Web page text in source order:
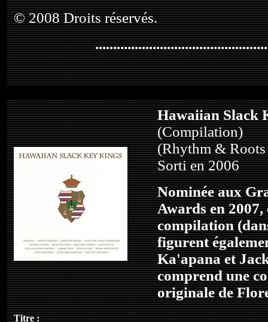
© 2008 Droits réservés.
Hawaiian Slack
(Compilation)
(Rhythm & Roots
Sorti en 2006
Nominée aux
Awards en 2007,
compilation
figurent
Ka'apana et
comprend une
originale de
Titre :